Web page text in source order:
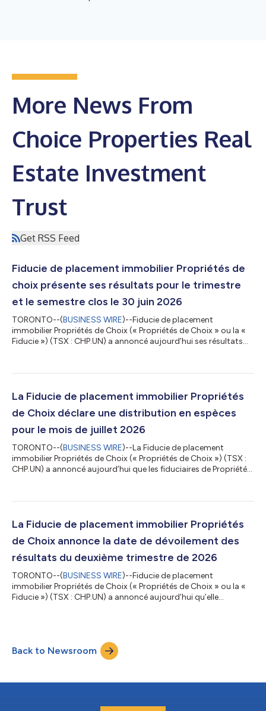
More News From
Choice Properties Real
Estate Investment
Trust
Get RSS Feed
Fiducie de placement immobilier Propriétés de
choix présente ses résultats pour le trimestre
et le semestre clos le 30 juin 2026
TORONTO--(BUSINESS WIRE)--Fiducie de placement
immobilier Propriétés de Choix (« Propriétés de Choix » ou la «
Fiducie ») (TSX : CHP.UN) a annoncé aujourd’hui ses résultats
parts peut être consulté sous l’onglet « Investisseurs » du site
SEDAR+, à l’adresse www.sedarplus.ca. « Nous sommes ravis
La Fiducie de placement immobilier Propriétés
de Choix déclare une distribution en espèces
pour le mois de juillet 2026
TORONTO--(BUSINESS WIRE)--La Fiducie de placement
immobilier Propriétés de Choix (« Propriétés de Choix ») (TSX :
CHP.UN) a annoncé aujourd’hui que les fiduciaires de Propriétés
0,78 $ par unité sur une base annualisée, payable le 17 août
marchés le 31 juillet 2026. À propos de la Fiducie de placement
La Fiducie de placement immobilier Propriétés
de Choix annonce la date de dévoilement des
résultats du deuxième trimestre de 2026
TORONTO--(BUSINESS WIRE)--Fiducie de placement
immobilier Propriétés de Choix (« Propriétés de Choix » ou la «
Fiducie ») (TSX : CHP.UN) a annoncé aujourd’hui qu’elle
jeudi 23 juillet 2026, à 10 h (HE) avec diffusion audio simultanée
sur le Web. Pour y accéder par téléconférence, veuillez composer
le 1-888-330-2454 ou le...
Back to Newsroom